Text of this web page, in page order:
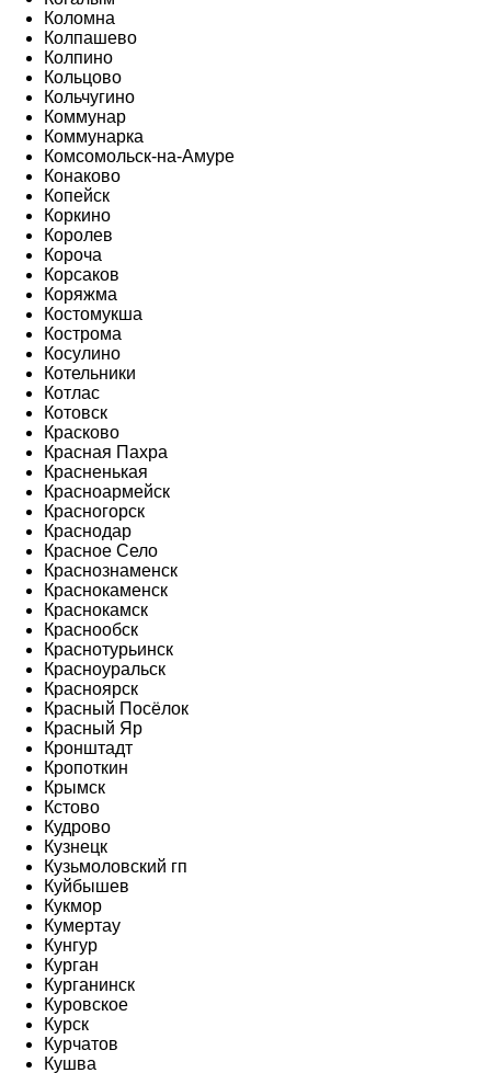
Коломна
Колпашево
Колпино
Кольцово
Кольчугино
Коммунар
Коммунарка
Комсомольск-на-Амуре
Конаково
Копейск
Коркино
Королев
Короча
Корсаков
Коряжма
Костомукша
Кострома
Косулино
Котельники
Котлас
Котовск
Красково
Красная Пахра
Красненькая
Красноармейск
Красногорск
Краснодар
Красное Село
Краснознаменск
Краснокаменск
Краснокамск
Краснообск
Краснотурьинск
Красноуральск
Красноярск
Красный Посёлок
Красный Яр
Кронштадт
Кропоткин
Крымск
Кстово
Кудрово
Кузнецк
Кузьмоловский гп
Куйбышев
Кукмор
Кумертау
Кунгур
Курган
Курганинск
Куровское
Курск
Курчатов
Кушва